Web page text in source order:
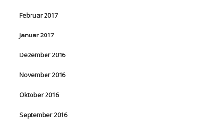
Februar 2017
Januar 2017
Dezember 2016
November 2016
Oktober 2016
September 2016